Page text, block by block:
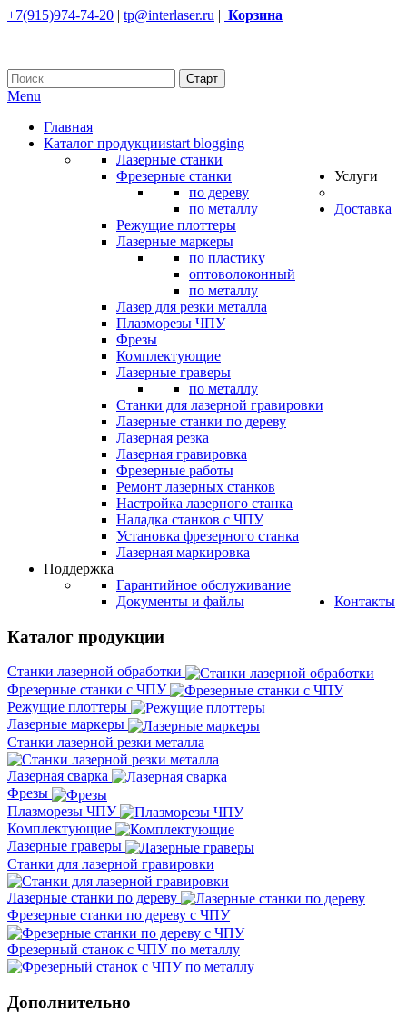
+7(915)974-74-20 | tp@interlaser.ru | Корзина
Menu
Главная
Каталог продукцииstart blogging
Лазерные станки
Фрезерные станки
по дереву
по металлу
Режущие плоттеры
Лазерные маркеры
по пластику
оптоволоконный
по металлу
Лазер для резки металла
Плазморезы ЧПУ
Фрезы
Комплектующие
Лазерные граверы
по металлу
Станки для лазерной гравировки
Лазерные станки по дереву
Услуги
Лазерная резка
Лазерная гравировка
Фрезерные работы
Ремонт лазерных станков
Настройка лазерного станка
Наладка станков с ЧПУ
Установка фрезерного станка
Лазерная маркировка
Доставка
Поддержка
Гарантийное обслуживание
Документы и файлы
Контакты
Каталог продукции
Станки лазерной обработки
Фрезерные станки с ЧПУ
Режущие плоттеры
Лазерные маркеры
Станки лазерной резки металла
Лазерная сварка
Фрезы
Плазморезы ЧПУ
Комплектующие
Лазерные граверы
Станки для лазерной гравировки
Лазерные станки по дереву
Фрезерные станки по дереву с ЧПУ
Фрезерный станок с ЧПУ по металлу
Дополнительно